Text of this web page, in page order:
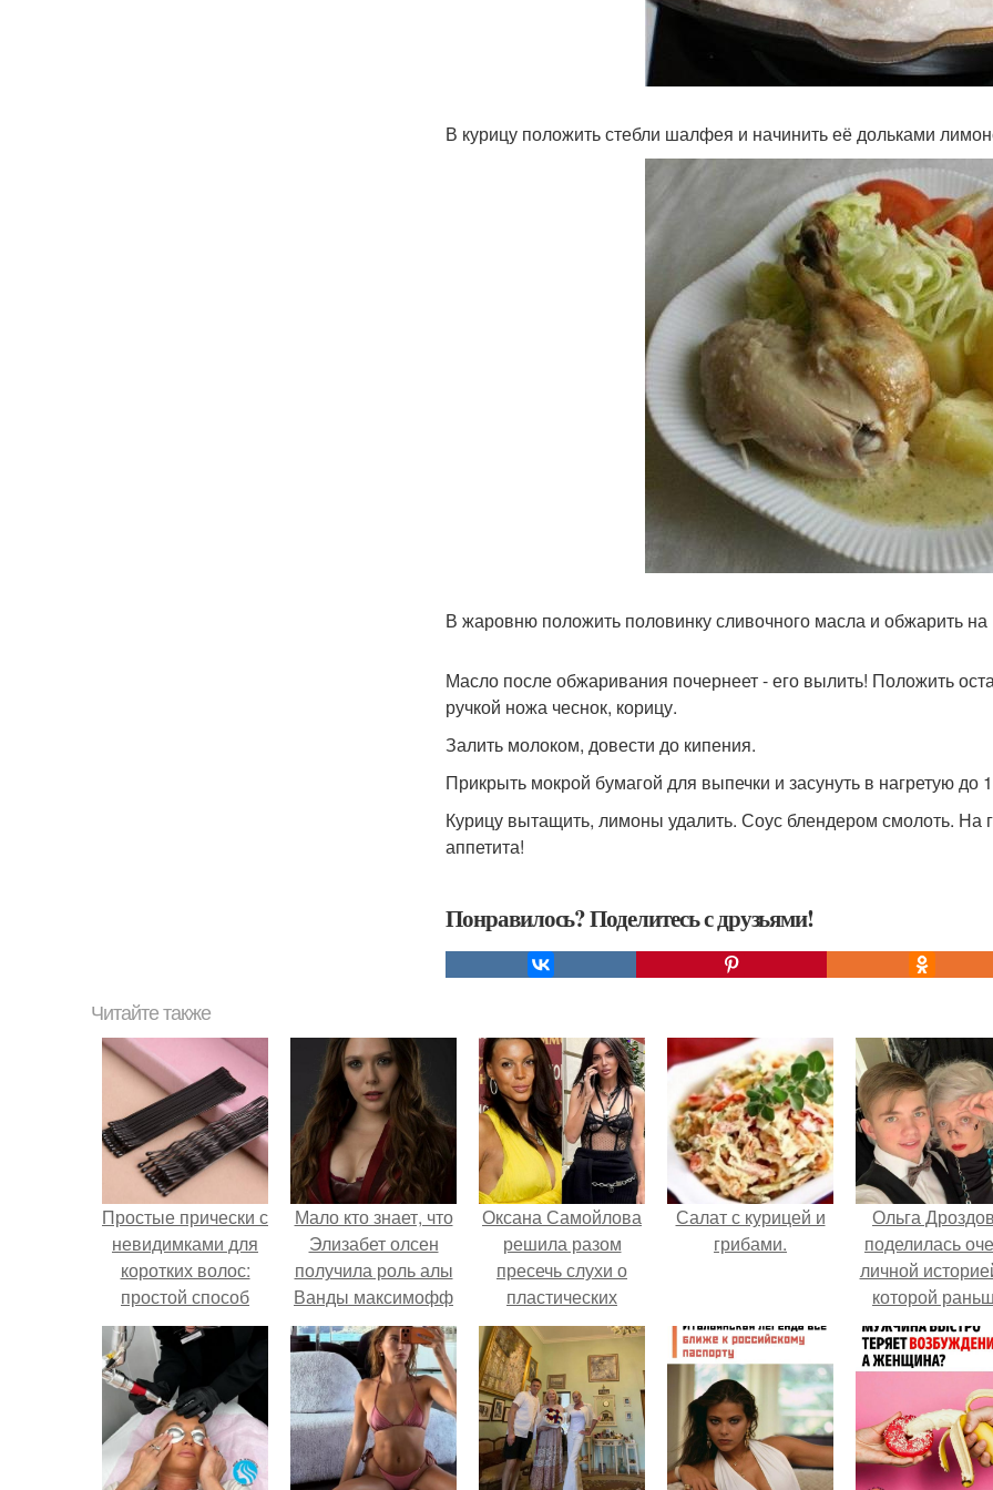
В курицу положить стебли шалфея и начинить её дольками
В жаровню положить половинку сливочного масла и обжарить на
Масло после обжаривания почернеет - его вылить! Положить
ручкой ножа чеснок, корицу.
Залить молоком, довести до кипения.
Прикрыть мокрой бумагой для выпечки и засунуть в нагретую до
Курицу вытащить, лимоны удалить. Соус блендером смолоть.
аппетита!
Понравилось? Поделитесь с друзьями!
Читайте также
Простые прически с
невидимками для
коротких волос:
простой способ
сделать свой стиль
более
эффективным
Мало кто знает, что
Элизабет олсен
получила роль алы
Ванды максимофф
не сразу.
Оксана Самойлова
решила разом
пресечь слухи о
пластических
операциях и
публично
прояснила
ситуацию.
Салат с курицей и
грибами.
Ольга
поделилась
личной
которой
почти не